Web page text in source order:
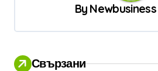
я
By
Свързани